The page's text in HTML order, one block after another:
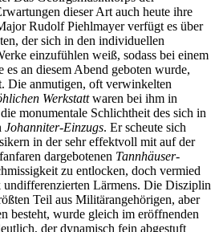
dieser Art auch heute ihre
Rudolf Piehlmayer verfügt es über
der sich in den individuellen
einzufühlen weiß, sodass bei einem
an diesem Abend geboten wurde,
Die anmutigen, oft verwinkelten
Werkstattwaren bei ihm in
monumentale Schlichtheit des sich in
Johanniter-Einzugs. Er scheute sich
in der sehr effektvoll mit auf der
dargebotenen Tannhäuser-
zu entlocken, doch vermied
undifferenzierten Lärmens. Die Disziplin
Teil aus Militärangehörigen, aber
besteht, wurde gleich im eröffnenden
der dynamisch fein abgestuft